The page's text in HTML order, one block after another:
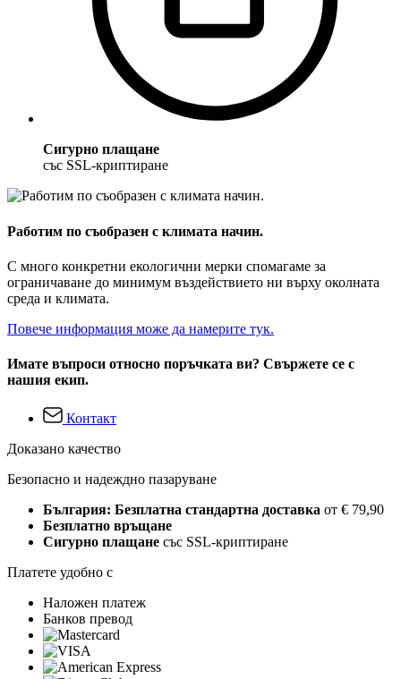
Сигурно плащане
със SSL-криптиране
Работим по съобразен с климата начин.
С много конкретни екологични мерки спомагаме за
ограничаване до минимум въздействието ни върху околната
среда и климата.
Повече информация може да намерите тук.
Имате въпроси относно поръчката ви? Свържете се с
нашия екип.
Контакт
Доказано качество
Безопасно и надеждно пазаруване
България: Безплатна стандартна доставка от € 79,90
Безплатно връщане
Сигурно плащане със SSL-криптиране
Платете удобно с
Наложен платеж
Банков превод